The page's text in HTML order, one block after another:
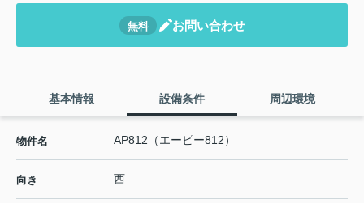
無料 お問い合わせ
基本情報 設備条件 周辺環境
物件名 AP812（エーピー812）
向き 西